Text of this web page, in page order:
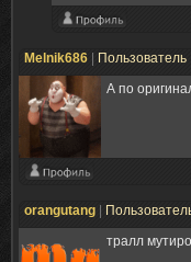
Melnik686 Пользователь
А по
orangutang
тралл